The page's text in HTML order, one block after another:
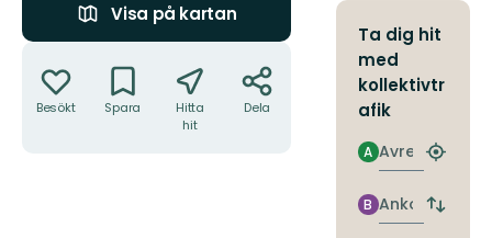
Visa på kartan
Besökt Spara
Hitta
hit
Dela
Ta dig hit
med
kollektivtr
afik
Avresa
A
Hitta
Ankomst
B
Byt